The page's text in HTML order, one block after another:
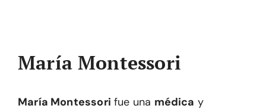
María Montessori
María Montessori fue una médica y